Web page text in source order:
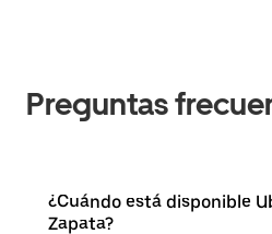
Preguntas
¿Cuándo está disponible
Zapata?